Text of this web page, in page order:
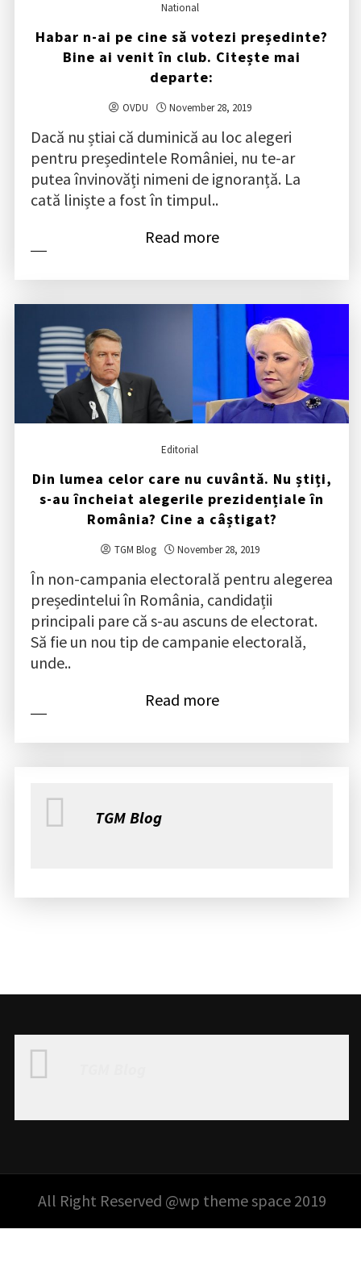
National
Habar n-ai pe cine să votezi președinte?
Bine ai venit în club. Citește mai
departe:
OVDU November 28, 2019
Dacă nu știai că duminică au loc alegeri
pentru președintele României, nu te-ar
putea învinovăți nimeni de ignoranță. La
cată liniște a fost în timpul..
Read more
Editorial
Din lumea celor care nu cuvântă. Nu știți,
s-au încheiat alegerile prezidențiale în
România? Cine a câștigat?
TGM Blog November 28, 2019
În non-campania electorală pentru alegerea
președintelui în România, candidații
principali pare că s-au ascuns de electorat.
Să fie un nou tip de campanie electorală,
unde..
Read more
TGM Blog
All Right Reserved @wp theme space 2019